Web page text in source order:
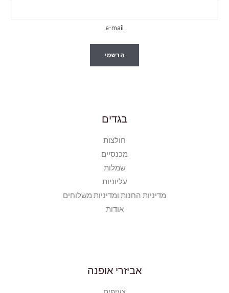
e-mail
הרשמי
בגדים
חולצות
מכנסיים
שמלות
עליוניות
מדיניות החנות ומדיניות משלוחים
אודות
אביזרי אופנה